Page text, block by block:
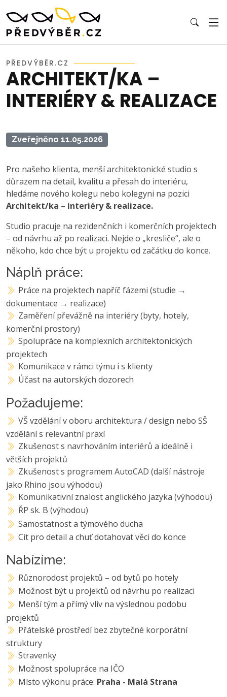
PŘEDVÝBĚR.CZ
ARCHITEKT/KA –
INTERIÉRY & REALIZACE
Zveřejněno 11.05.2026
Pro našeho klienta, menší architektonické studio s
důrazem na detail, kvalitu a přesah do interiéru,
hledáme nového kolegu nebo kolegyni na pozici
Architekt/ka – interiéry & realizace.
Studio pracuje na rezidenčních i komerčních projektech
– od návrhu až po realizaci. Nejde o „kresliče“, ale o
někoho, kdo chce být u projektu od začátku do konce.
Náplň práce:
Práce na projektech napříč fázemi (studie →
dokumentace → realizace)
Zaměření převážně na interiéry (byty, hotely,
komerční prostory)
Spolupráce na komplexních architektonických
projektech
Komunikace v rámci týmu i s klienty
Účast na autorských dozorech
Požadujeme:
VŠ vzdělání v oboru architektura / design nebo SŠ
vzdělání s relevantní praxí
Zkušenost s navrhováním interiérů a ideálně i
větších projektů
Zkušenost s programem AutoCAD (další nástroje
jako Rhino jsou výhodou)
Komunikativní znalost anglického jazyka (výhodou)
ŘP sk. B (výhodou)
Samostatnost a týmového ducha
Cit pro detail a chuť dotahovat věci do konce
Nabízíme:
Různorodost projektů – od bytů po hotely
Možnost být u projektů od návrhu po realizaci
Menší tým a přímý vliv na výslednou podobu
projektů
Přátelské prostředí bez zbytečné korporátní
struktury
Stravenky
Možnost spolupráce na IČO
Místo výkonu práce: Praha - Malá Strana